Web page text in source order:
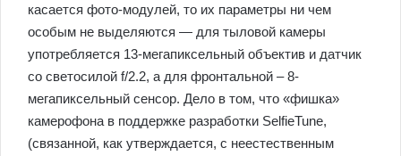
касается фото-модулей, то их параметры ни чем
особым не выделяются — для тыловой камеры
употребляется 13-мегапиксельный объектив и датчик
со светосилой f/2.2, а для фронтальной – 8-
мегапиксельный сенсор. Дело в том, что «фишка»
камерофона в поддержке разработки SelfieTune,
(связанной, как утверждается, с неестественным